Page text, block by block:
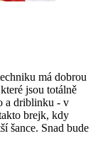
má dobrou
jsou totálně
a driblinku - v
brejk, kdy
šance. Snad bude